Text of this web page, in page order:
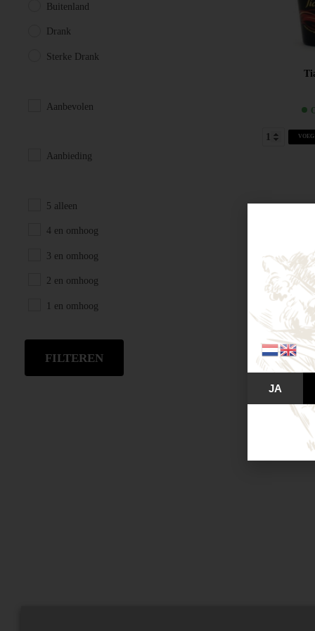
Buitenland
Drank
Sterke Drank
Aanbevolen
Aanbieding
5 alleen
4 en omhoog
3 en omhoog
2 en omhoog
1 en omhoog
FILTEREN
JA